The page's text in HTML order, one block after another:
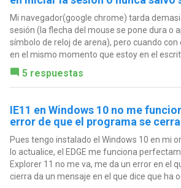
Mi navegador(google chrome) tarda
sesión (la flecha del mouse se pone dura o
símbolo de reloj de arena), pero cuando con
en el mismo momento que estoy en el
5 respuestas
IE11 en Windows 10 no me
error de que el programa se
Pues tengo instalado el Windows 10 en mi
lo actualice, el EDGE me funciona
Explorer 11 no me va, me da un error en el
cierra da un mensaje en el que dice que ha